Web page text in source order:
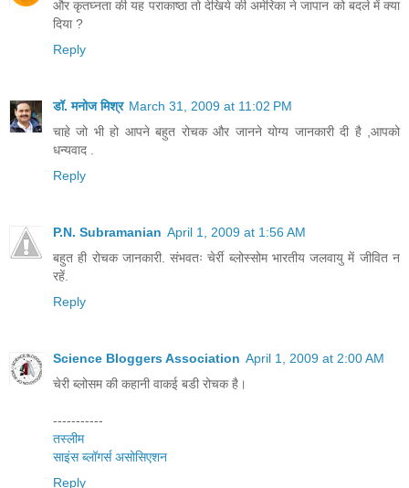
और कृतघ्नता की यह पराकाष्ठा तो देखिये की अमेरिका ने जापान को बदले में क्या
दिया ?
Reply
डॉ. मनोज मिश्र March 31, 2009 at 11:02 PM
चाहे जो भी हो आपने बहुत रोचक और जानने योग्य जानकारी दी है ,आपको
धन्यवाद .
Reply
P.N. Subramanian April 1, 2009 at 1:56 AM
बहुत ही रोचक जानकारी. संभवतः चेर्री ब्लोस्सोम भारतीय जलवायु में जीवित न
रहें.
Reply
Science Bloggers Association April 1, 2009 at 2:00 AM
चेरी ब्‍लोसम की कहानी वाकई बडी रोचक है।
-----------
तस्‍लीम
साइंस ब्‍लॉगर्स असोसिएशन
Reply